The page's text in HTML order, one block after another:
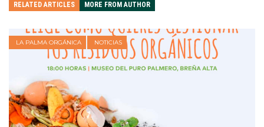
RELATED ARTICLES MORE FROM AUTHOR
LA PALMA ORGÁNICA NOTICIAS